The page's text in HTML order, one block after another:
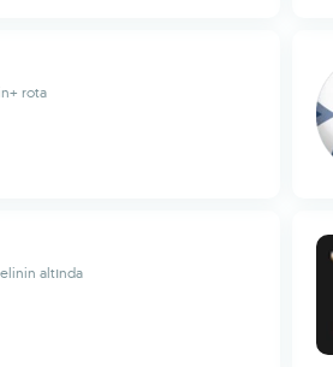
rota
altında